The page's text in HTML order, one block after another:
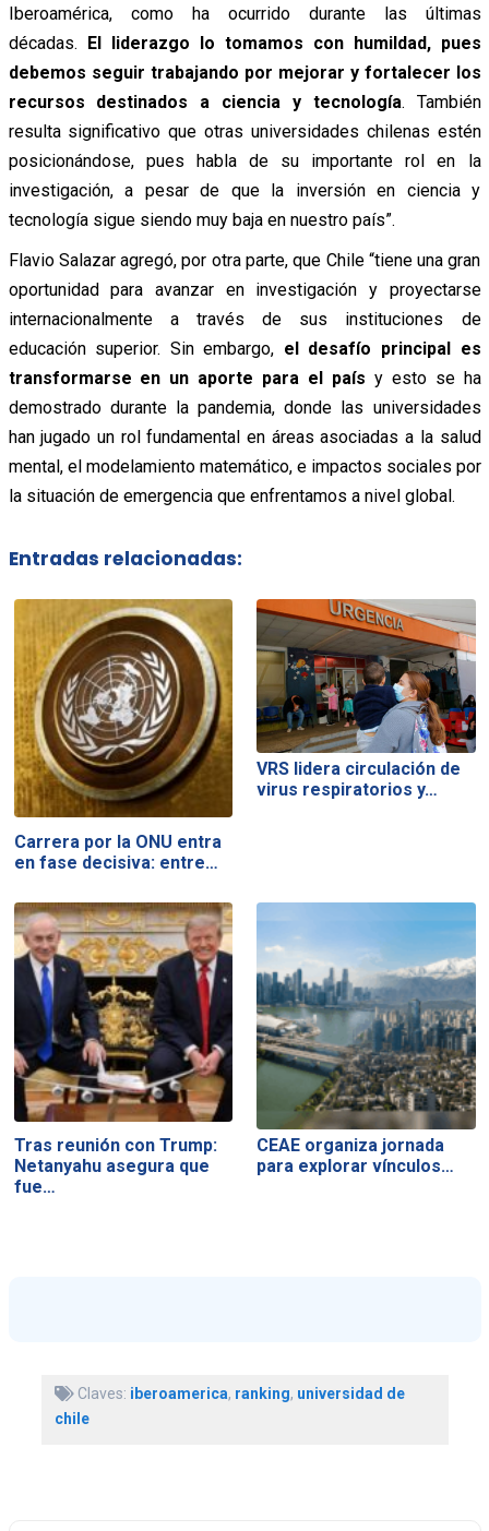
Iberoamérica, como ha ocurrido durante las últimas
décadas. El liderazgo lo tomamos con humildad, pues
debemos seguir trabajando por mejorar y fortalecer los
recursos destinados a ciencia y tecnología. También
resulta significativo que otras universidades chilenas estén
posicionándose, pues habla de su importante rol en la
investigación, a pesar de que la inversión en ciencia y
tecnología sigue siendo muy baja en nuestro país”.
Flavio Salazar agregó, por otra parte, que Chile “tiene una gran
oportunidad para avanzar en investigación y proyectarse
internacionalmente a través de sus instituciones de
educación superior. Sin embargo, el desafío principal es
transformarse en un aporte para el país y esto se ha
demostrado durante la pandemia, donde las universidades
han jugado un rol fundamental en áreas asociadas a la salud
mental, el modelamiento matemático, e impactos sociales por
la situación de emergencia que enfrentamos a nivel global.
Entradas relacionadas:
Carrera por la ONU entra
en fase decisiva: entre…
VRS lidera circulación de
virus respiratorios y…
Tras reunión con Trump:
Netanyahu asegura que
fue…
CEAE organiza jornada
para explorar vínculos…
Claves: iberoamerica, ranking, universidad de
chile